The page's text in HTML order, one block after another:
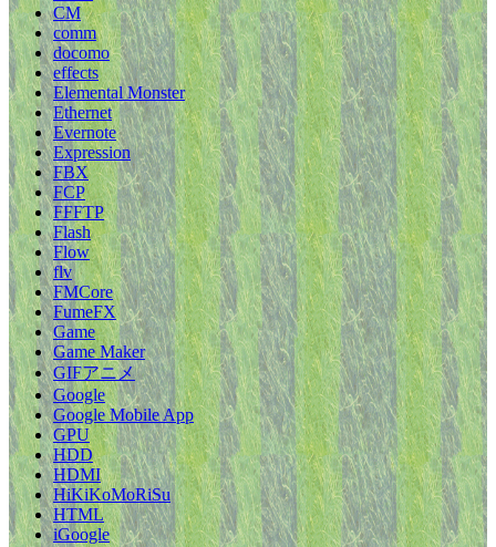
CM
comm
docomo
effects
Elemental Monster
Ethernet
Evernote
Expression
FBX
FCP
FFFTP
Flash
Flow
flv
FMCore
FumeFX
Game
Game Maker
GIFアニメ
Google
Google Mobile App
GPU
HDD
HDMI
HiKiKoMoRiSu
HTML
iGoogle